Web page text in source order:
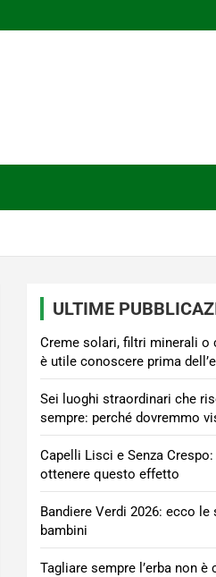
ULTIME
Creme solari, filtri minerali o
è utile conoscere prima
Sei luoghi straordinari che
sempre: perché dovremmo
Capelli Lisci e Senza
ottenere questo effetto
Bandiere Verdi 2026: ecco
bambini
Tagliare sempre l’erba non